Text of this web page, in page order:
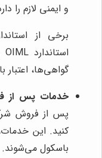
و ایمنی لازم را
برخی از
گواهی‌ها،
خدمات پس از
پس از فروش
کنید. این
باسکول می‌شوند.